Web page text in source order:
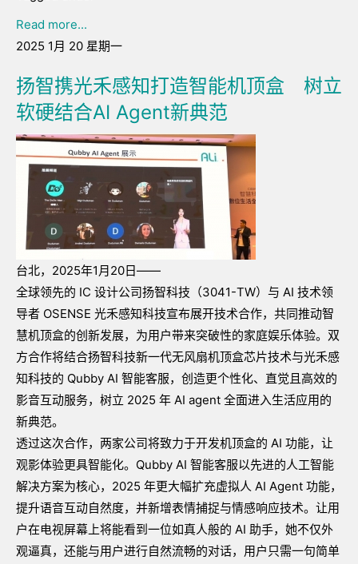
Read more...
2025 1月 20 星期一
扬智携光禾感知打造智能机顶盒 树立
软硬结合AI Agent新典范
台北，2025年1月20日——
全球领先的 IC 设计公司扬智科技（3041-TW）与 AI 技术领
导者 OSENSE 光禾感知科技宣布展开技术合作，共同推动智
慧机顶盒的创新发展，为用户带来突破性的家庭娱乐体验。双
方合作将结合扬智科技新一代无风扇机顶盒芯片技术与光禾感
知科技的 Qubby AI 智能客服，创造更个性化、直觉且高效的
影音互动服务，树立 2025 年 AI agent 全面进入生活应用的
新典范。
透过这次合作，两家公司将致力于开发机顶盒的 AI 功能，让
观影体验更具智能化。 Qubby AI 智能客服以先进的人工智能
解决方案为核心， 2025 年更大幅扩充虚拟人 AI Agent 功能，
提升语音互动自然度，并新增表情捕捉与情感响应技术。让用
户在电视屏幕上将能看到一位如真人般的 AI 助手，她不仅外
观逼真，还能与用户进行自然流畅的对话，用户只需一句简单